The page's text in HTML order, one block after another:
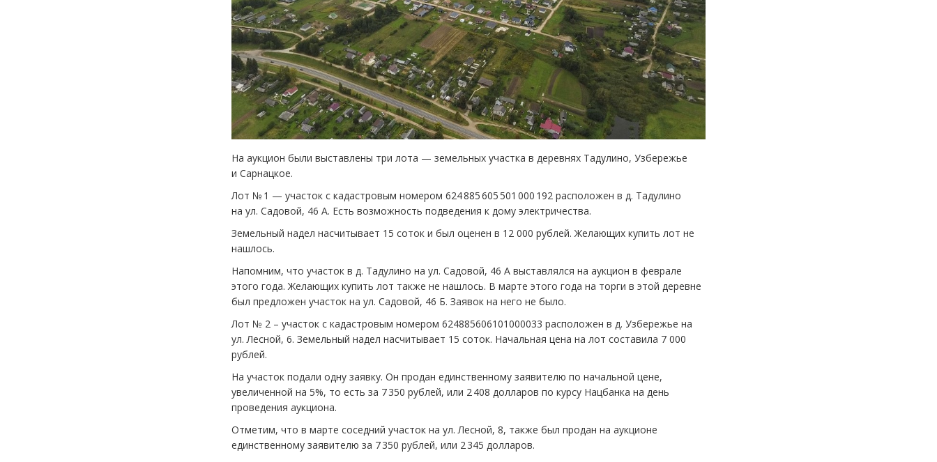
На аукцион были выставлены три лота — земельных участка в деревнях Тадулино, Узбережье
и Сарнацкое.
Лот № 1 — участок с кадастровым номером 624 885 605 501 000 192 расположен в д. Тадулино
на ул. Садовой, 46 А. Есть возможность подведения к дому электричества.
Земельный надел насчитывает 15 соток и был оценен в 12 000 рублей. Желающих купить лот не
нашлось.
Напомним, что участок в д. Тадулино на ул. Садовой, 46 А выставлялся на аукцион в феврале
этого года. Желающих купить лот также не нашлось. В марте этого года на торги в этой деревне
был предложен участок на ул. Садовой, 46 Б. Заявок на него не было.
Лот № 2 – участок с кадастровым номером 624885606101000033 расположен в д. Узбережье на
ул. Лесной, 6. Земельный надел насчитывает 15 соток. Начальная цена на лот составила 7 000
рублей.
На участок подали одну заявку. Он продан единственному заявителю по начальной цене,
увеличенной на 5%, то есть за 7 350 рублей, или 2 408 долларов по курсу Нацбанка на день
проведения аукциона.
Отметим, что в марте соседний участок на ул. Лесной, 8, также был продан на аукционе
единственному заявителю за 7 350 рублей, или 2 345 долларов.